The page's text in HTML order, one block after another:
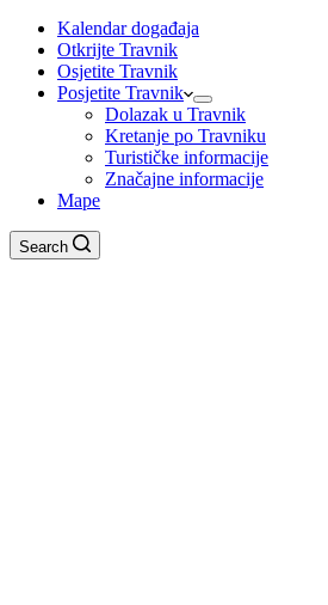
Kalendar događaja
Otkrijte Travnik
Osjetite Travnik
Posjetite Travnik
Dolazak u Travnik
Kretanje po Travniku
Turističke informacije
Značajne informacije
Mape
Search